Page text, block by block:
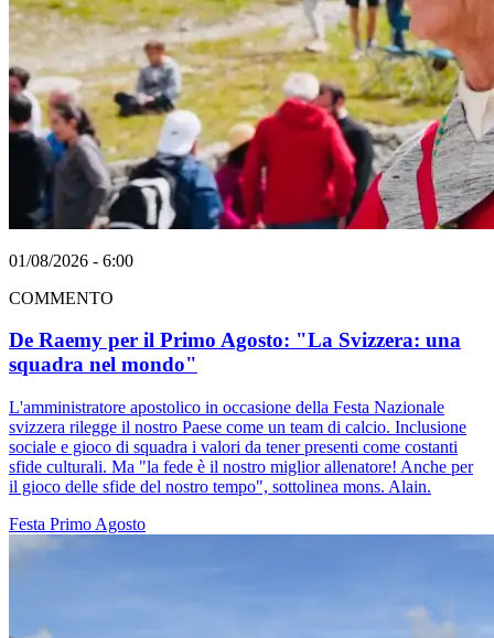
01/08/2026 - 6:00
COMMENTO
De Raemy per il Primo Agosto: "La Svizzera: una
squadra nel mondo"
L'amministratore apostolico in occasione della Festa Nazionale
svizzera rilegge il nostro Paese come un team di calcio. Inclusione
sociale e gioco di squadra i valori da tener presenti come costanti
sfide culturali. Ma "la fede è il nostro miglior allenatore! Anche per
il gioco delle sfide del nostro tempo", sottolinea mons. Alain.
Festa Primo Agosto